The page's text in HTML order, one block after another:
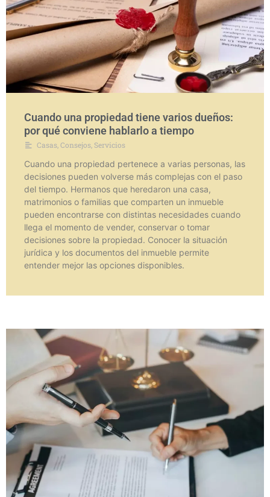
Cuando una propiedad tiene varios dueños:
por qué conviene hablarlo a tiempo
Casas,Consejos, Servicios
Cuando una propiedad pertenece a varias personas, las
decisiones pueden volverse más complejas con el paso
del tiempo. Hermanos que heredaron una casa,
matrimonios o familias que comparten un inmueble
pueden encontrarse con distintas necesidades cuando
llega el momento de vender, conservar o tomar
decisiones sobre la propiedad. Conocer la situación
jurídica y los documentos del inmueble permite
entender mejor las opciones disponibles.